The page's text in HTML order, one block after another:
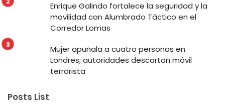
Enrique Galindo fortalece la seguridad y la
movilidad con Alumbrado Táctico en el
Corredor Lomas
Mujer apuñala a cuatro personas en
Londres; autoridades descartan móvil
terrorista
Posts List